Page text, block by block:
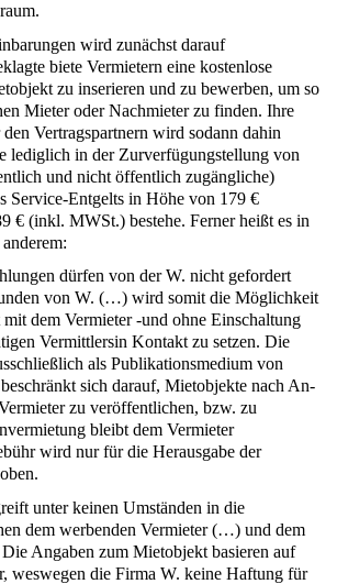
wird zunächst darauf
biete Vermietern eine kostenlose
zu inserieren und zu bewerben, um so
Mieter oder Nachmieter zu finden. Ihre
Vertragspartnern wird sodann dahin
lediglich in der Zurverfügungstellung von
und nicht öffentlich zugängliche)
Service-Entgelts in Höhe von 179 €
€ (inkl. MWSt.) bestehe. Ferner heißt es in
dürfen von der W. nicht gefordert
von W. (…) wird somit die Möglichkeit
mit dem Vermieter -und ohne Einschaltung
Vermittlersin Kontakt zu setzen. Die
als Publikationsmedium von
sich darauf, Mietobjekte nach An-
zu veröffentlichen, bzw. zu
bleibt dem Vermieter
wird nur für die Herausgabe der
unter keinen Umständen in die
dem werbenden Vermieter (…) und dem
Angaben zum Mietobjekt basieren auf
weswegen die Firma W. keine Haftung für